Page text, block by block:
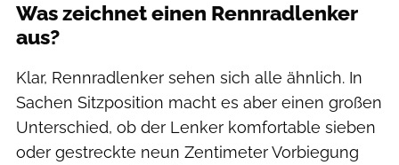
Was zeichnet einen Rennradlenker
aus?
Klar, Rennradlenker sehen sich alle ähnlich. In
Sachen Sitzposition macht es aber einen großen
Unterschied, ob der Lenker komfortable sieben
oder gestreckte neun Zentimeter Vorbiegung